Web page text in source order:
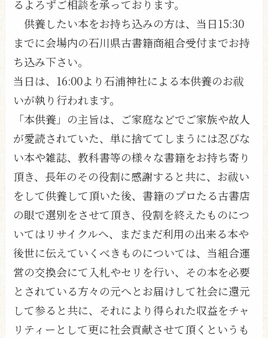
るよろずご相談を承っております。
供養したい本をお持ち込みの方は、当日15:30
までに会場内の石川県古書籍商組合受付までお持
ち込み下さい。
当日は、16:00より石浦神社による本供養のお祓
いが執り行われます。
「本供養」の主旨は、ご家庭などでご家族や故人
が愛読されていた、単に捨ててしまうには忍びな
い本や雑誌、教科書等の様々な書籍をお持ち寄り
頂き、長年のその役割に感謝すると共に、お祓い
をして供養して頂いた後、書籍のプロたる古書店
の眼で選別をさせて頂き、役割を終えたものにつ
いてはリサイクルへ、まだまだ利用の出来る本や
後世に伝えていくべきものについては、当組合運
営の交換会にて入札やセリを行い、その本を必要
とされている方々の元へとお届けして社会に還元
して参ると共に、それにより得られた収益をチャ
リティーとして更に社会貢献させて頂くというも